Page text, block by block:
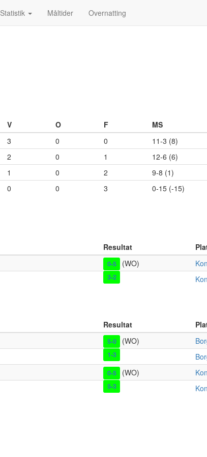
Statistik Måltider Overnatting
V O F MS
3 0 0 11-3 (8)
2 0 1 12-6 (6)
1 0 2 9-8 (1)
0 0 3 0-15 (-15)
Resultat
0-5 (WO)
3-2
Resultat
5-0 (WO)
1-3
0-5 (WO)
5-3